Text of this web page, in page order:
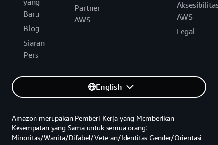
yang
Baru
Blog
Siaran
Pers
Partner
AWS
AWS
Legal
English
Amazon merupakan Pemberi Kerja yang Memberikan
Kesempatan yang Sama untuk semua orang:
Minoritas/Wanita/Difabel/Veteran/Identitas Gender/Orientasi